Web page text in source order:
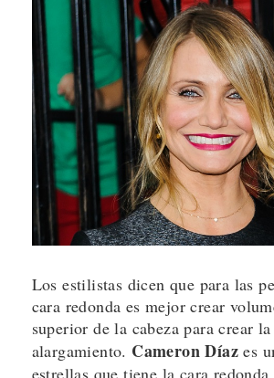
Los estilistas dicen que para las
cara redonda es mejor crear
superior de la cabeza para crear
alargamiento. Cameron Díaz es
estrellas que tiene la cara